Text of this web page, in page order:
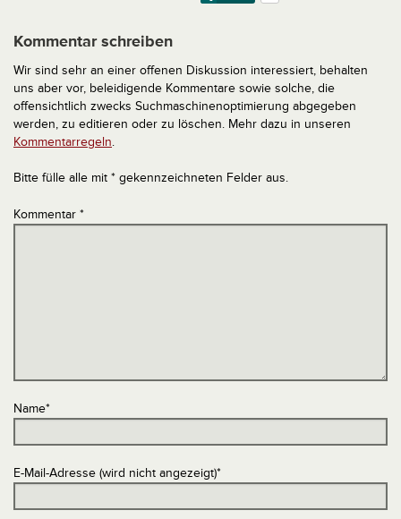
Kommentar schreiben
Wir sind sehr an einer offenen Diskussion interessiert, behalten
uns aber vor, beleidigende Kommentare sowie solche, die
offensichtlich zwecks Suchmaschinenoptimierung abgegeben
werden, zu editieren oder zu löschen. Mehr dazu in unseren
Kommentarregeln.
Bitte fülle alle mit * gekennzeichneten Felder aus.
Kommentar *
Name*
E-Mail-Adresse (wird nicht angezeigt)*